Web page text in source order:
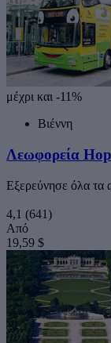
μέχρι και -11%
Βιέννη
Λεωφορεία
Εξερεύνησε όλα τα
4,1 (641)
Από
19,59 $